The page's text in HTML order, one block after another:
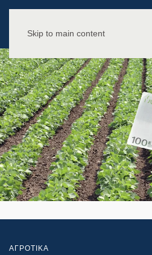
Skip to main content
ΑΓΡΟΤΙΚΑ